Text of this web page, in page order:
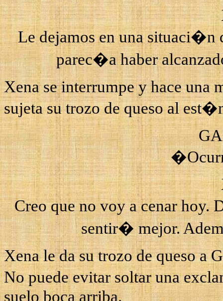
Le dejamos en una
parec�a haber
Xenase interrumpe y hace una
sujeta su trozo de queso al
Creo que no voy a cenar hoy.
sentir� mejor.
Xenale da su trozo de queso a
No puede evitar soltar una
suelo boca arriba.